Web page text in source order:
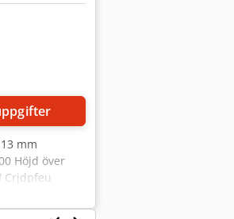
mm
Höjd över
Crjdpfeu